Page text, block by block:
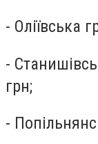
- Оліївська
-
грн;
-